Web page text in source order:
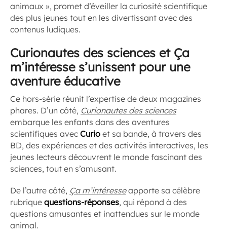
animaux », promet d’éveiller la curiosité scientifique
des plus jeunes tout en les divertissant avec des
contenus ludiques.
Curionautes des sciences et Ça
m’intéresse s’unissent pour une
aventure éducative
Ce hors-série réunit l’expertise de deux magazines
phares. D’un côté, Curionautes des sciences
embarque les enfants dans des aventures
scientifiques avec Curio et sa bande, à travers des
BD, des expériences et des activités interactives, les
jeunes lecteurs découvrent le monde fascinant des
sciences, tout en s’amusant.
De l’autre côté, Ça m’intéresseapporte sa célèbre
rubrique questions-réponses, qui répond à des
questions amusantes et inattendues sur le monde
animal.